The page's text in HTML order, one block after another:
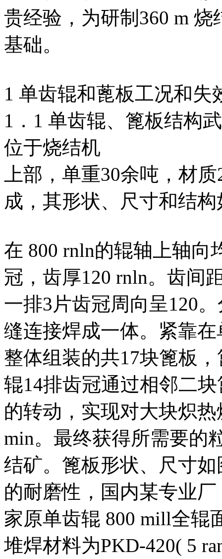
贵经验，为研制360 m
基础。
1 单齿辊和蓖板工况和失
1．1 单齿辊、篦板结构
位于烧结机
上部，单重30余吨，材
成，其形状、尺寸和结
在 800 rnln的辊轴上轴向
冠，齿厚120 rnln。齿间
一排3片齿冠周向呈120
缝连接焊成一体。紧靠
整体组装的共17块篦板
辊14排齿冠通过相邻二块
的转动，实现对大块炽
min。最终获得所需要的
结矿。篦板形状、尺寸
的耐磨性，国内某专业厂
家原单齿辊 800 mill全辊
堆焊材料为PKD-420( 5